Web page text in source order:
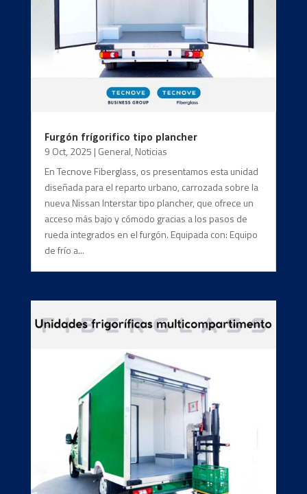
Furgón frígorifico tipo plancher
9 Oct, 2025 | General, Noticias
En Tecnove Fiberglass, os presentamos esta unidad
diseñada para el reparto urbano, carrozada sobre la
nueva Nissan Interstar tipo plancher, que ofrece un
acceso más bajo y cómodo gracias a los pasos de
rueda integrados en el furgón. Equipada con: Equipo
de frío a...